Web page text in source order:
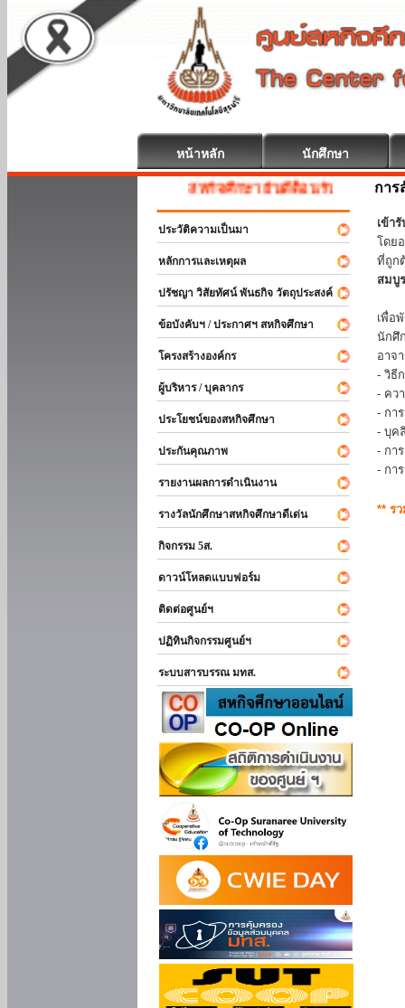
หน้าหลัก นักศึกษา
สหกิจศึกษา ยินดีต้อนรับ
ประวัติความเป็นมา
หลักการและเหตุผล
ปรัชญา วิสัยทัศน์ พันธกิจ วัตถุประสงค์
ข้อบังคับฯ / ประกาศฯ สหกิจศึกษา
โครงสร้างองค์กร
ผู้บริหาร / บุคลากร
ประโยชน์ของสหกิจศึกษา
ประกันคุณภาพ
รายงานผลการดำเนินงาน
รางวัลนักศึกษาสหกิจศึกษาดีเด่น
กิจกรรม 5ส.
ดาวน์โหลดแบบฟอร์ม
ติดต่อศูนย์ฯ
ปฏิทินกิจกรรมศูนย์ฯ
ระบบสารบรรณ มทส.
การ
เข้า
โดย
ที่ถูก
สมบู
เพื่อ
นักศึ
อาจ
- วิธี
- คว
- กา
- บุค
- กา
- กา
** ร